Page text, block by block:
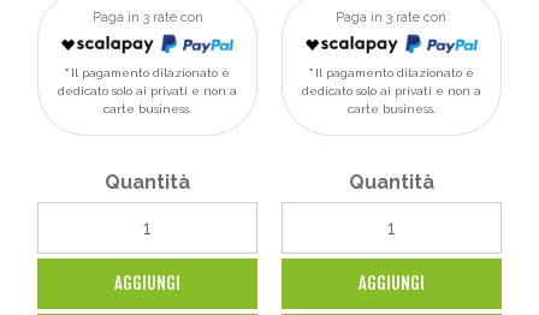
Paga in 3 rate con
Il pagamento dilazionato è
dedicato solo ai privati e non a
carte business.
Quantità
AGGIUNGI
Paga in 3 rate con
Il pagamento dilazionato è
dedicato solo ai privati e non a
carte business.
Quantità
AGGIUNGI